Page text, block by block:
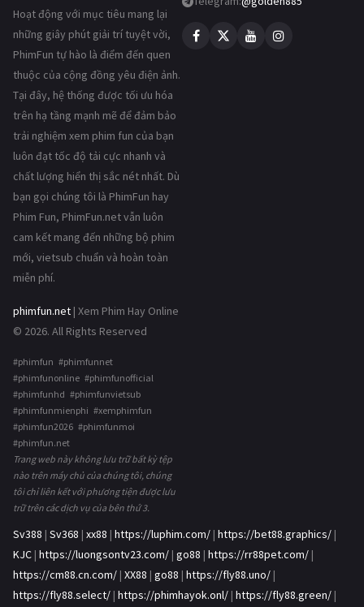
Hoạt động với mục tiêu mang lại
những giây phút giải trí tuyệt vời,
PhimFun tự hào là điểm đến quen
thuộc của cộng đồng yêu điện ảnh.
Tại đây, hệ thống được tối ưu hóa
trên hạ tầng mạnh mẽ để đảm bảo
trải nghiệm xem phim fun của bạn
luôn đạt tốc độ tải cực nhanh và
chất lượng hiển thị sắc nét nhất. Dù
bạn gọi chúng tôi là PhimFun hay
Phim Fun, PhimFun.net vẫn luôn
cam kết mang đến những bộ phim
mới, vietsub chuẩn và hoàn toàn
miễn phí.
phimfun.net | Xem Phim Hay Online
© 2026. All Rights Reserved
#phimfun #phimfunnet
#phimfunonline #phimfunofficial
#phimfunhd #phimfunvietsub
#phimfunmienphi #xemphimfun
#phimfun2026 #phimfunmoi
#phimfun.net
Trang web này không lưu trữ bất kỳ tệp
nào trên máy chủ của chúng tôi, chúng
tôi chỉ liên kết với phương tiện được lưu
trữ trên các dịch vụ của bên thứ 3.
Sv388 | Sv368 | xx88 | https://luphim.com/ | https://bet88.graphics/ |
KJC | https://luongsontv23.com/ | go88 | https://rr88pet.com/ |
https://cm88.cn.com/ | XX88 | go88 | https://fly88.uno/ |
https://fly88.select/ | https://phimhayok.onl/ | https://fly88.green/ |